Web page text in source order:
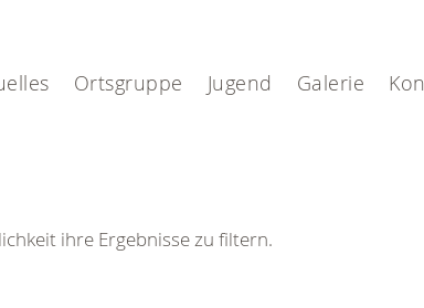
Ortsgruppe Jugend Galerie
ihre Ergebnisse zu filtern.